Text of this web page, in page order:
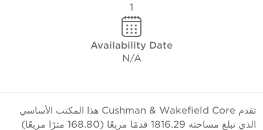
Availability Date
N/A
تقدم Cushman & Wakefield Core هذا المكتب الأساسي
الذي تبلغ مساحته 1816.29 قدمًا مربعًا (168.80 مترًا مربعًا)